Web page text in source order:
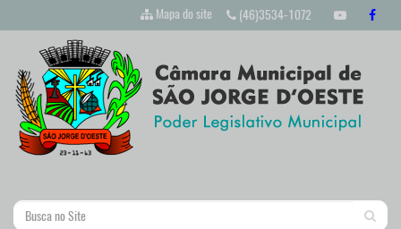
Mapa do site (46)3534-1072